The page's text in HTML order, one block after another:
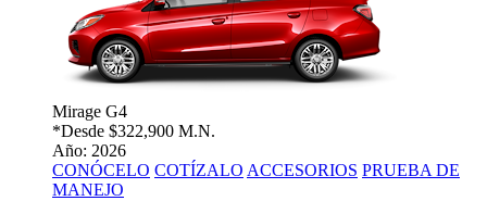
Mirage G4
*Desde $322,900 M.N.
Año: 2026
CONÓCELO COTÍZALO ACCESORIOS PRUEBA DE
MANEJO